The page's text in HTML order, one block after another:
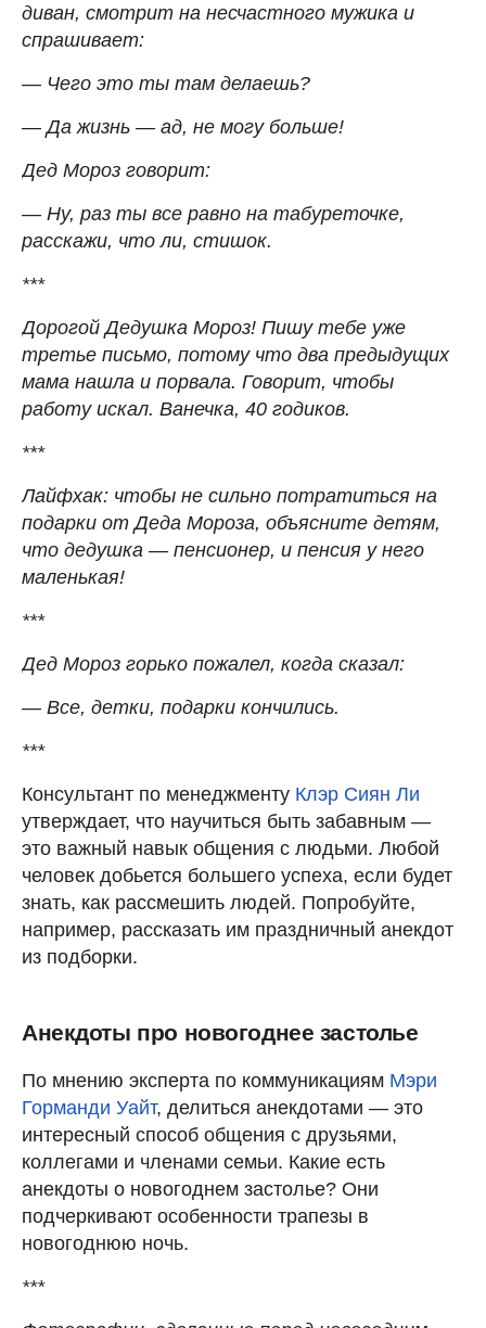
диван, смотрит на несчастного мужика и
спрашивает:
— Чего это ты там делаешь?
— Да жизнь — ад, не могу больше!
Дед Мороз говорит:
— Ну, раз ты все равно на табуреточке,
расскажи, что ли, стишок.
***
Дорогой Дедушка Мороз! Пишу тебе уже
третье письмо, потому что два предыдущих
мама нашла и порвала. Говорит, чтобы
работу искал. Ванечка, 40 годиков.
***
Лайфхак: чтобы не сильно потратиться на
подарки от Деда Мороза, объясните детям,
что дедушка — пенсионер, и пенсия у него
маленькая!
***
Дед Мороз горько пожалел, когда сказал:
— Все, детки, подарки кончились.
***
Консультант по менеджменту Клэр Сиян Ли
утверждает, что научиться быть забавным —
это важный навык общения с людьми. Любой
человек добьется большего успеха, если будет
знать, как рассмешить людей. Попробуйте,
например, рассказать им праздничный анекдот
из подборки.
Анекдоты про новогоднее застолье
По мнению эксперта по коммуникациям Мэри
Горманди Уайт, делиться анекдотами — это
интересный способ общения с друзьями,
коллегами и членами семьи. Какие есть
анекдоты о новогоднем застолье? Они
подчеркивают особенности трапезы в
новогоднюю ночь.
***